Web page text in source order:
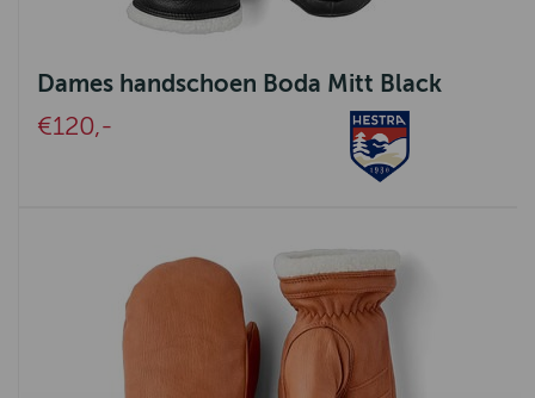
Dames handschoen Boda Mitt Black
€120,-